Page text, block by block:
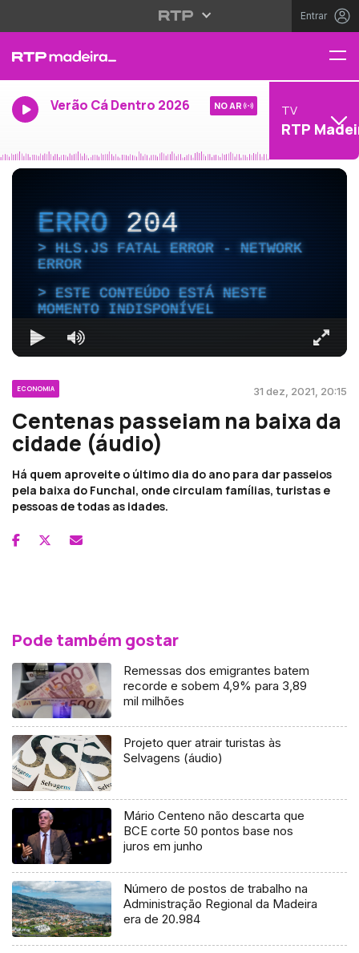
Entrar
Verão Cá Dentro 2026 NO AR TV
RTP
ERRO204
HLS.JS FATAL ERROR - NETWORK
ERROR
ESTE CONTEÚDO ESTÁ NESTE
MOMENTO INDISPONÍVEL
ECONOMIA 31 dez, 2021, 20:15
Centenas passeiam na baixa da
cidade (áudio)
Há quem aproveite o último dia do ano para dar passeios
pela baixa do Funchal, onde circulam famílias, turistas e
pessoas de todas as idades.
Pode também gostar
Remessas dos emigrantes batem
recorde e sobem 4,9% para 3,89
mil milhões
Projeto quer atrair turistas às
Selvagens (áudio)
Mário Centeno não descarta que
BCE corte 50 pontos base nos
juros em junho
Número de postos de trabalho na
Administração Regional da Madeira
era de 20.984